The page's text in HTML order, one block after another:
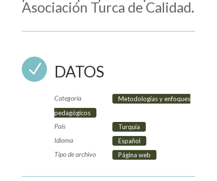
Asociación Turca de Calidad.
N DATOS
Categoría
Metodologías y enfoques
pedagógicos
País Turquía
Idioma Español
Tipo de archivo Página web